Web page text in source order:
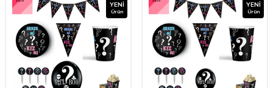
YENI
Ürün
YENI
Ürün